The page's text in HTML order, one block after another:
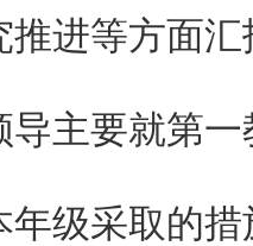
推进等方面
导主要就第
年级采取的